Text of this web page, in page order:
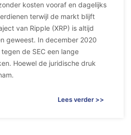
kosten vooraf en dagelijks
terwijl de markt blijft
van Ripple (XRP) is altijd
geweest. In december 2020
de SEC een lange
Hoewel de juridische druk
Lees verder >>